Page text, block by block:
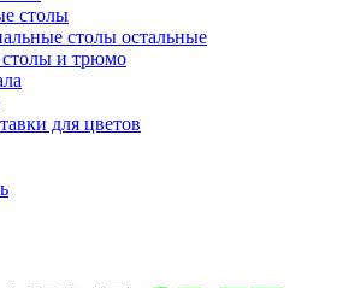
столы
столы остальные
столы и трюмо
для цветов